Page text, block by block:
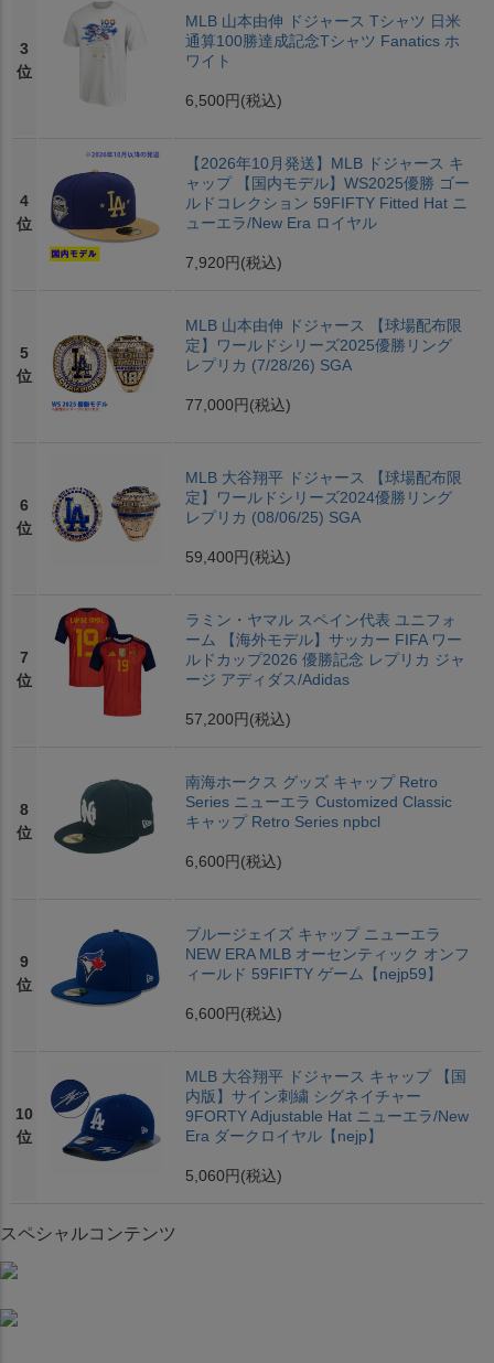
3
位
MLB 山本由伸 ドジャース Tシャツ 日米
通算100勝達成記念Tシャツ Fanatics ホ
ワイト
6,500円 (税込)
4
位
【2026年10月発送】MLB ドジャース キ
ャップ 【国内モデル】WS2025優勝 ゴー
ルドコレクション 59FIFTY Fitted Hat ニ
ューエラ/New Era ロイヤル
7,920円 (税込)
5
位
MLB 山本由伸 ドジャース 【球場配布限
定】ワールドシリーズ2025優勝リング
レプリカ (7/28/26) SGA
77,000円 (税込)
6
位
MLB 大谷翔平 ドジャース 【球場配布限
定】ワールドシリーズ2024優勝リング
レプリカ (08/06/25) SGA
59,400円 (税込)
7
位
ラミン・ヤマル スペイン代表 ユニフォ
ーム 【海外モデル】サッカー FIFA ワー
ルドカップ2026 優勝記念 レプリカ ジャ
ージ アディダス/Adidas
57,200円 (税込)
8
位
南海ホークス グッズ キャップ Retro
Series ニューエラ Customized Classic
キャップ Retro Series npbcl
6,600円 (税込)
9
位
ブルージェイズ キャップ ニューエラ
NEW ERA MLB オーセンティック オンフ
ィールド 59FIFTY ゲーム【nejp59】
6,600円 (税込)
10
位
MLB 大谷翔平 ドジャース キャップ 【国
内版】サイン刺繍 シグネイチャー
9FORTY Adjustable Hat ニューエラ/New
Era ダークロイヤル【nejp】
5,060円 (税込)
スペシャルコンテンツ